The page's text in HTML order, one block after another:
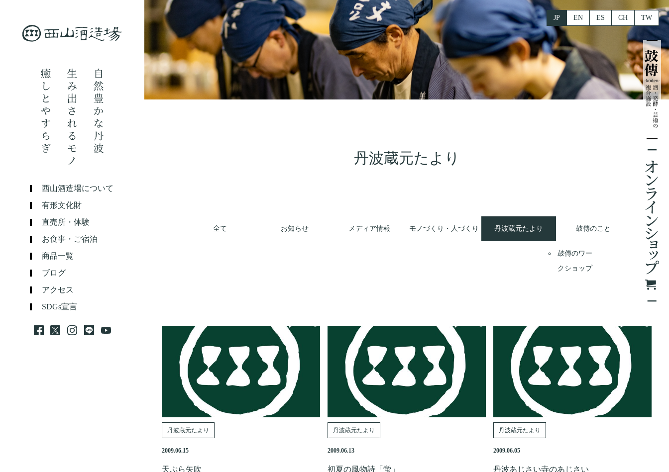
西山酒造場について
有形文化財
直売所・体験
お食事・ご宿泊
商品一覧
ブログ
アクセス
SDGs宣言
EN ES
JP CH TW
丹波蔵元たより
全て お知らせ メディア情報 モノづくり・人づくり 丹波蔵元たより 鼓傳のこと
鼓傳のワー
クショップ
丹波蔵元たより
2009.06.15
天ぷら矢吹
丹波蔵元たより
2009.06.13
初夏の風物詩「蛍」
丹波蔵元たより
2009.06.05
丹波あじさい寺のあじさい